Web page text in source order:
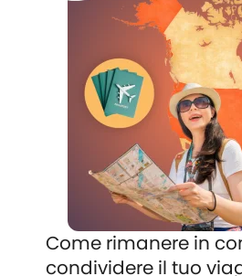
Come rimanere in
condividere il tuo